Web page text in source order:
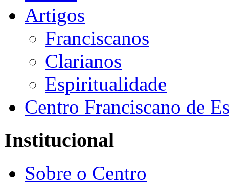
Artigos
Franciscanos
Clarianos
Espiritualidade
Centro Franciscano de
Institucional
Sobre o Centro